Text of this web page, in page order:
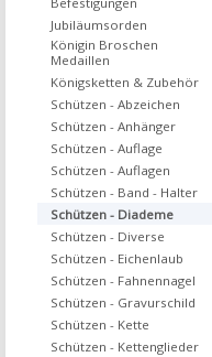
Jubiläumsorden
Königin Broschen
Medaillen
Königsketten & Zubehör
Schützen - Abzeichen
Schützen - Anhänger
Schützen - Auflage
Schützen - Auflagen
Schützen - Band - Halter
Schützen - Diademe
Schützen - Diverse
Schützen - Eichenlaub
Schützen - Fahnennagel
Schützen - Gravurschild
Schützen - Kette
Schützen - Kettenglieder